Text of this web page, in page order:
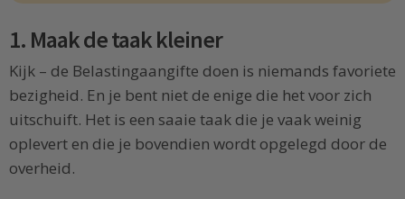
1. Maak de taak kleiner
Kijk – de Belastingaangifte doen is niemands favoriete
bezigheid. En je bent niet de enige die het voor zich
uitschuift. Het is een saaie taak die je vaak weinig
oplevert en die je bovendien wordt opgelegd door de
overheid.